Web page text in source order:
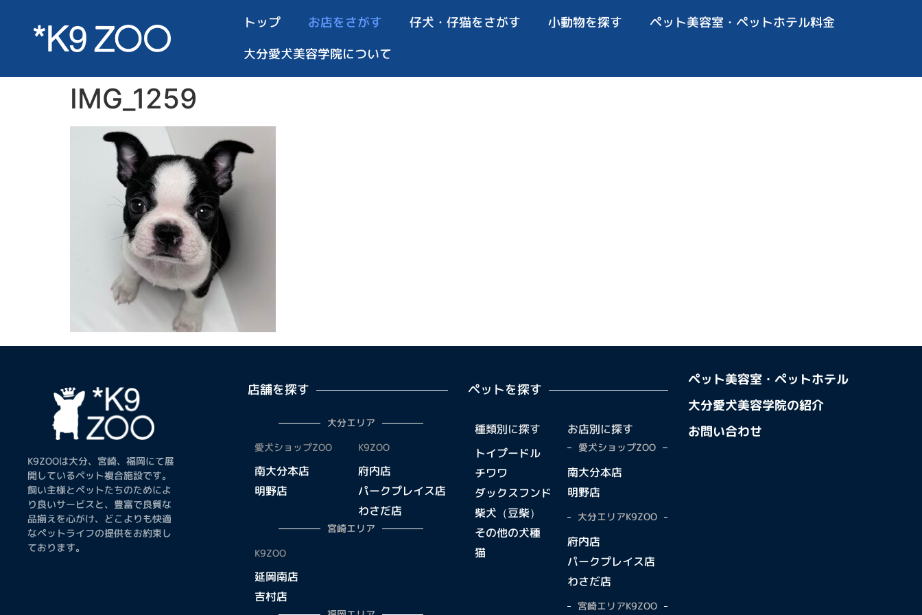
トップ お店をさがす 仔犬・仔猫をさがす 小動物を探す
ペット美容室・ペットホテル料金
大分愛犬美容学院について
IMG_1259
K9ZOOは大分、宮崎、福岡にて展
開しているペット複合施設です。
飼い主様とペットたちのためによ
り良いサービスと、豊富で良質な
品揃えを心がけ、どこよりも快適
なペットライフの提供をお約束し
ております。
店舗を探す
大分エリア
愛犬ショップZOO
南大分本店
明野店
K9ZOO
府内店
パークプレイス店
わさだ店
宮崎エリア
K9ZOO
延岡南店
吉村店
ペットを探す
種類別に探す
トイプードル
チワワ
ダックスフンド
柴犬（豆柴）
その他の犬種
猫
お店別に探す
愛犬ショップZOO
南大分本店
明野店
大分エリアK9ZOO
府内店
パークプレイス店
わさだ店
宮崎エリアK9ZOO
ペット美容室・ペットホテル
大分愛犬美容学院の紹介
お問い合わせ